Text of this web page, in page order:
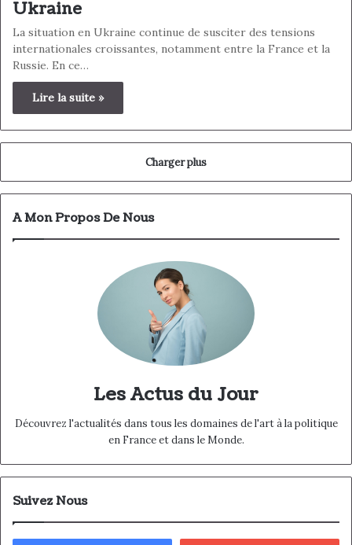
Ukraine
La situation en Ukraine continue de susciter des tensions
internationales croissantes, notamment entre la France et la
Russie. En ce…
Lire la suite »
Charger plus
A Mon Propos De Nous
Les Actus du Jour
Découvrez l'actualités dans tous les domaines de l'art à la politique
en France et dans le Monde.
Suivez Nous